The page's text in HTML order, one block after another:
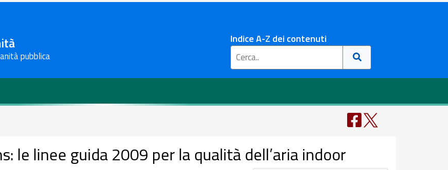
pubblica
Indice A-Z dei contenuti
le linee guida 2009 per la qualità dell’aria indoor